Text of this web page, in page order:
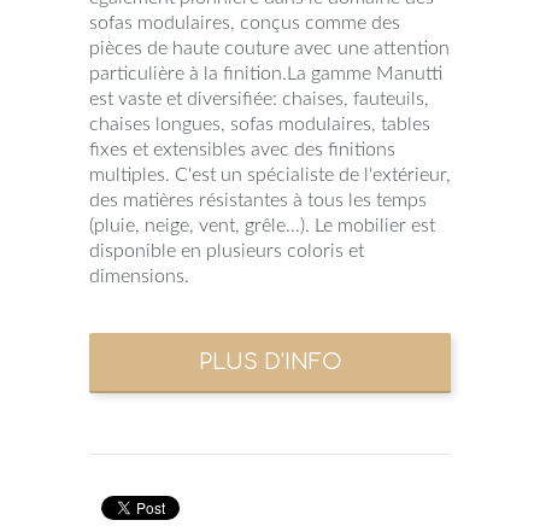
sofas modulaires, conçus comme des
pièces de haute couture avec une attention
particulière à la finition.La gamme Manutti
est vaste et diversifiée: chaises, fauteuils,
chaises longues, sofas modulaires, tables
fixes et extensibles avec des finitions
multiples. C'est un spécialiste de l'extérieur,
des matières résistantes à tous les temps
(pluie, neige, vent, grêle...). Le mobilier est
disponible en plusieurs coloris et
dimensions.